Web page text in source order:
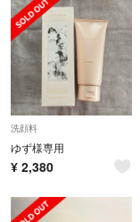
洗顔料
ゆず様専用
¥ 2,380